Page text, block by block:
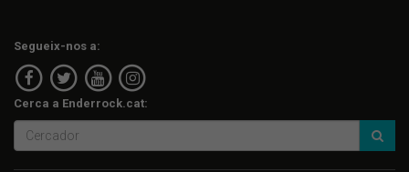
Segueix-nos a:
Cerca a Enderrock.cat: